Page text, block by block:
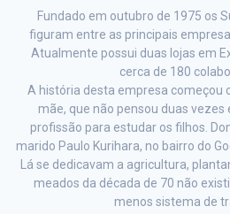
Fundado em outubro de 1975 os
figuram entre as principais
Atualmente possui duas lojas em
cerca de 180
A história desta empresa começou
mãe, que não pensou duas vezes
profissão para estudar os filhos.
marido Paulo Kurihara, no bairro do
Lá se dedicavam a agricultura,
meados da década de 70 não
menos sistema de